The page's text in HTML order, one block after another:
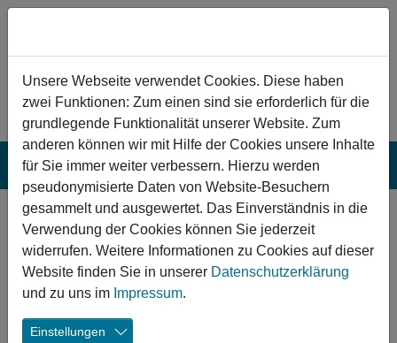
Zum Hauptinhalt springen
Neue Treffpunkte für
einen lebendigen Sommer
Wernberg-Köblitz Sporthalle
(Leine) Freibad
Sport
Unsere Webseite verwendet Cookies. Diese haben
zwei Funktionen: Zum einen sind sie erforderlich für die
grundlegende Funktionalität unserer Website. Zum
anderen können wir mit Hilfe der Cookies unsere Inhalte
für Sie immer weiter verbessern. Hierzu werden
pseudonymisierte Daten von Website-Besuchern
gesammelt und ausgewertet. Das Einverständnis in die
Verwendung der Cookies können Sie jederzeit
widerrufen. Weitere Informationen zu Cookies auf dieser
Website finden Sie in unserer Datenschutzerklärung
und zu uns im Impressum.
Einstellungen